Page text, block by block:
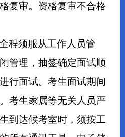
复审。资格复审不合格
程须服从工作人员管
管理，抽签确定面试顺
行面试。考生面试期间
考生家属等无关人员严
到达候考室时，须按工